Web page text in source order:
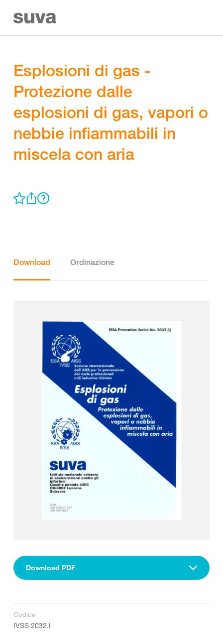
Esplosioni di gas -
Protezione dalle
esplosioni di gas, vapori o
nebbie infiammabili in
miscela con aria
Download Ordinazione
Download PDF
Codice
IVSS 2032.I